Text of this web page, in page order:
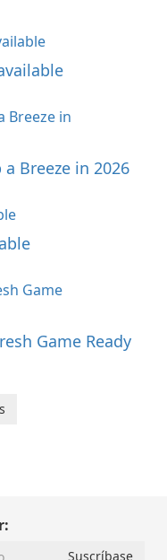
Breeze in 2026
Game Ready